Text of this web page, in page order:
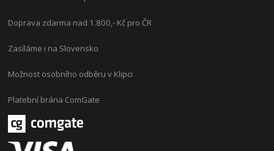
Doprava zdarma nad 1.800,- Kč pro ČR
Zasíláme i na Slovensko
Možnost osobního odběru v Klipci
Platební brána ComGate